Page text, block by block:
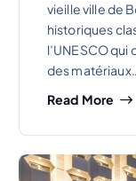
vieille ville de
historiques
l’UNESCO
des
Read More